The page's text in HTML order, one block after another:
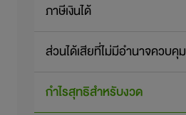
ภาษีเงินได้
ส่วนได้เสียที่ไม่มีอำนาจควบคุม
กำไรสุทธิสำหรับงวด